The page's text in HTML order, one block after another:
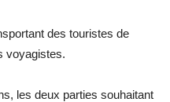
des touristes de
voyagistes.
les deux parties souhaitant